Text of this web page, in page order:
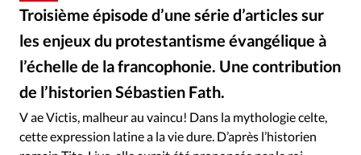
Emploi
Se connecter
Édition: Internationale
RUBRIQUES
Troisième épisode d’une série d’articles sur
les enjeux du protestantisme évangélique à
l’échelle de la francophonie. Une contribution
de l’historien Sébastien Fath.
V ae Victis, malheur au vaincu! Dans la mythologie celte,
cette expression latine a la vie dure. D’après l’historien